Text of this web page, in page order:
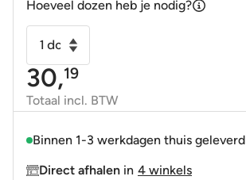
Hoeveel dozen heb je nodig?
Wandtegel
Batela
wit
30x60
30,19
Totaal incl. BTW
Binnen 1-3 werkdagen thuis geleverd
Direct afhalen in 4 winkels